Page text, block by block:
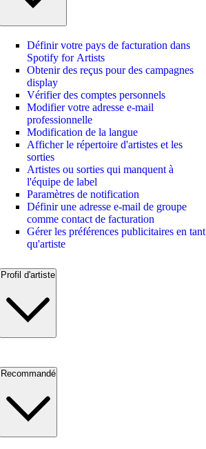
Définir votre pays de facturation dans
Spotify for Artists
Obtenir des reçus pour des campagnes
display
Vérifier des comptes personnels
Modifier votre adresse e-mail
professionnelle
Modification de la langue
Afficher le répertoire d'artistes et les
sorties
Artistes ou sorties qui manquent à
l'équipe de label
Paramètres de notification
Définir une adresse e-mail de groupe
comme contact de facturation
Gérer les préférences publicitaires en tant
qu'artiste
Profil d'artiste
Recommandé